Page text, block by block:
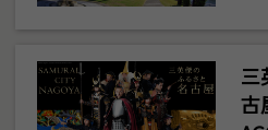
三
古